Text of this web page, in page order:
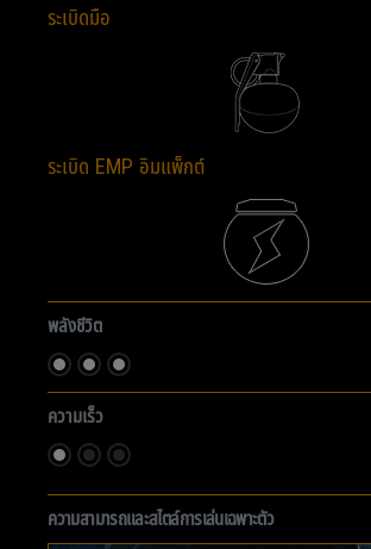
ระเบิดมือ
ระเบิด EMP อิมแพ็กต์
พลังชีวิต
ความเร็ว
ความสามารถและสไตล์การเล่นเฉพาะตัว